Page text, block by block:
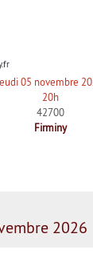
05 novembre
20h
42700
Firminy
2026